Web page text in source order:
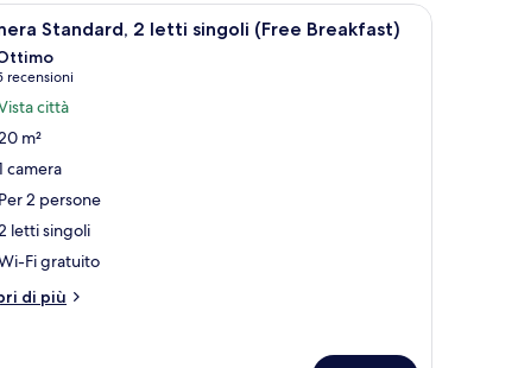
un divano, una TV e un comodino.Una camera d'albergo con un letto, una
Standard, 2 letti singoli (Free Breakfast)
su 10
recensioni
città
m²
camera
Per 2 persone
letti singoli
Fi gratuito
di più